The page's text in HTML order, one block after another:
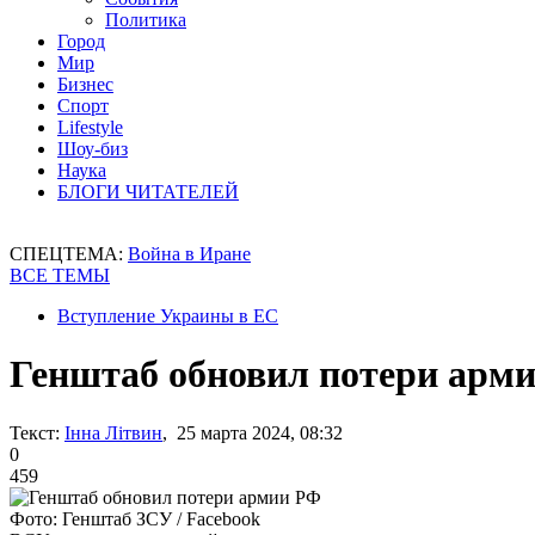
Политика
Город
Мир
Бизнес
Спорт
Lifestyle
Шоу-биз
Наука
БЛОГИ ЧИТАТЕЛЕЙ
СПЕЦТЕМА: Война в Иране
ВСЕ ТЕМЫ
Вступление Украины в ЕС
Генштаб обновил потери
Текст: Інна Літвин, 25 марта 2024, 08:32
0
459
Фото: Генштаб ЗСУ / Facebook